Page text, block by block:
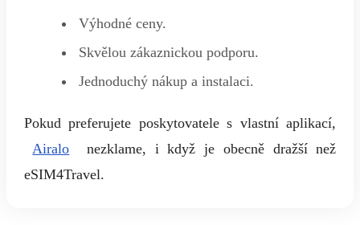
Výhodné ceny.
Skvělou zákaznickou podporu.
Jednoduchý nákup a instalaci.
Pokud preferujete poskytovatele s vlastní aplikací,
Airalo nezklame, i když je obecně dražší než
eSIM4Travel.